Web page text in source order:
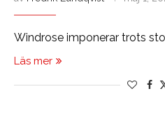
Windrose imponerar trots
Läs mer